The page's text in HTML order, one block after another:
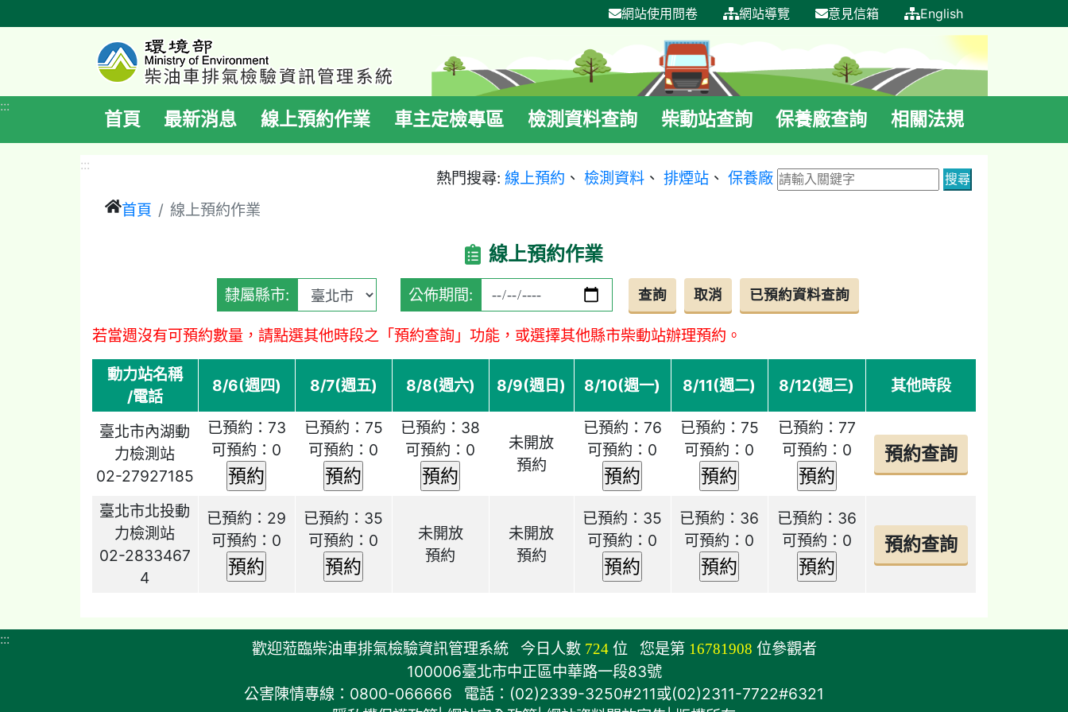
區
網站使用問卷 網站導覽 意見信箱 English
:::
首頁 最新消息 線上預約作業 車主定檢專區 檢測資料查詢 柴動站查詢 保養廠查詢 相關法規
熱門搜尋: 線上預約 、檢測資料 、排煙站 、保養廠
:::
首頁 線上預約作業
線上預約作業
隸屬縣市: 公佈期間:
若當週沒有可預約數量，請點選其他時段之「預約查詢」功能，或選擇其他縣市柴動站辦理預約。
動力站名稱
/電話
8/6(週四) 8/7(週五) 8/8(週六) 8/9(週日) 8/10(週一) 8/11(週二) 8/12(週三) 其他時段
臺北市內湖動
力檢測站
02-27927185
已預約：73
可預約：0
已預約：75
可預約：0
已預約：38
可預約：0
未開放
預約
已預約：76
可預約：0
已預約：75
可預約：0
已預約：77
可預約：0
臺北市北投動
力檢測站
02-2833467
4
已預約：29
可預約：0
已預約：35
可預約：0
未開放
預約
未開放
預約
已預約：35
可預約：0
已預約：36
可預約：0
已預約：36
可預約：0
::: 歡迎蒞臨柴油車排氣檢驗資訊管理系統 今日人數 724 位 您是第 16781908 位參觀者
100006臺北市中正區中華路一段83號
公害陳情專線：0800-066666 電話：(02)2339-3250#211或(02)2311-7722#6321